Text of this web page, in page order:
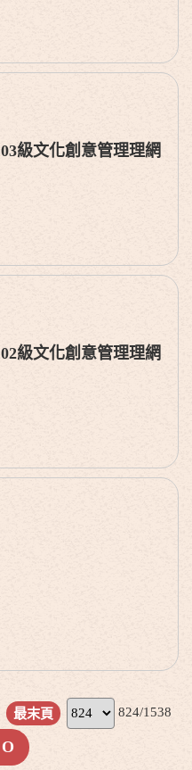
級文化創意管理理網
級文化創意管理理網
最末頁 824/1538